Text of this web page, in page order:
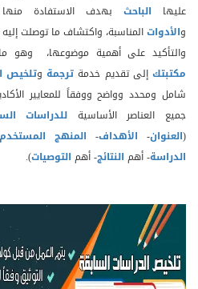
عليها الباحث بهدف الاستفادة
والأدواتالمناسبة، واكتشاف ما توصلت
والتأكيد على أهمية موضوعها، وهو
مكتبتكإلى تقديم خدمة ترجمةوتلخيص
شامل ومحدد وواضح ووفقاً للمعايير
جميع العناصر الأساسية للدراسات
(العنوان- الأهداف- المنهج
الدراسة- أهم النتائج- أهم التوصيات).